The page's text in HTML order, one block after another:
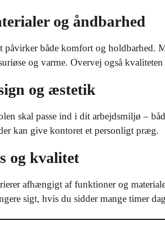
og åndbarhed
påvirker både komfort og holdbarhed.
og varme. Overvej også
og æstetik
skal passe ind i dit arbejdsmiljø –
kan give kontoret et personligt præg.
og kvalitet
afhængigt af funktioner og
sigt, hvis du sidder mange timer